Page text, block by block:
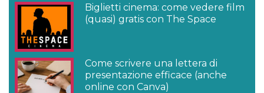
Biglietti cinema: come vedere film
(quasi) gratis con The Space
Come scrivere una lettera di
presentazione efficace (anche
online con Canva)